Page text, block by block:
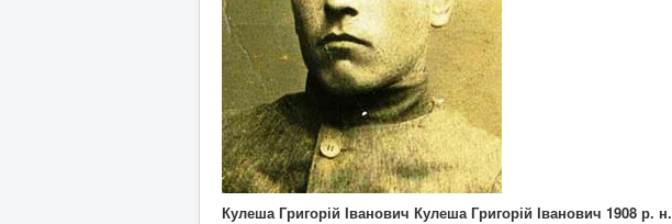
Кулеша Григорій Іванович Кулеша Григорій Іванович 1908 р. н.